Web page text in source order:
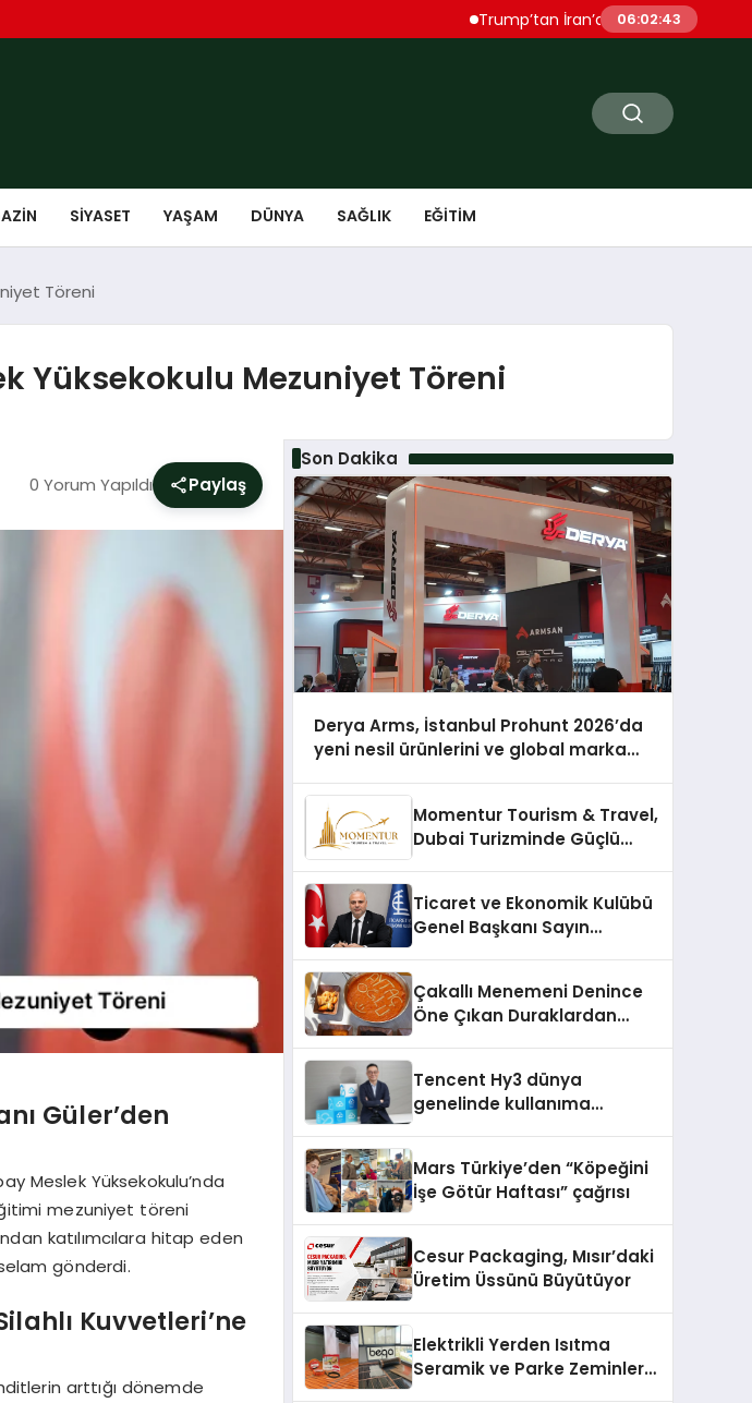
Trump’tan İran’a Sert Uyarı “Çok Ağır
06:02:44
SIYASET YAŞAM DÜNYA SAĞLIK EĞITIM
Töreni
Yüksekokulu Mezuniyet Töreni
0 Yorum Yapıldı Paylaş
Güler’den
Meslek Yüksekokulu’nda
mezuniyet töreni
katılımcılara hitap eden
gönderdi.
Kuvvetleri’ne
arttığı dönemde
Son Dakika
Derya Arms, İstanbul Prohunt 2026’da
yeni nesil ürünlerini ve global marka
Momentur Tourism & Travel,
Dubai Turizminde Güçlü
Ticaret ve Ekonomik Kulübü
Genel Başkanı Sayın
şunları kaydetti:
Çakallı Menemeni Denince
Öne Çıkan Duraklardan
Tencent Hy3 dünya
genelinde kullanıma
Mars Türkiye’den “Köpeğini
İşe Götür Haftası” çağrısı
Cesur Packaging, Mısır’daki
Üretim Üssünü Büyütüyor
Elektrikli Yerden Isıtma
Seramik ve Parke Zeminler